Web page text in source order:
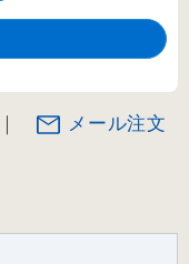
｜ メール注文